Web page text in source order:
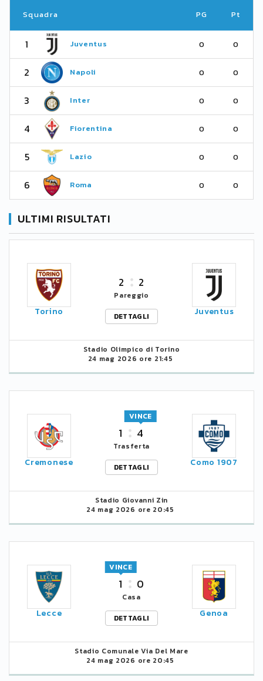
Squadra PG Pt
1 Juventus 0 0
2 Napoli 0 0
3 Inter 0 0
4 Fiorentina 0 0
5 Lazio 0 0
6 Roma 0 0
ULTIMI RISULTATI
Torino
2 2
Pareggio
DETTAGLI
Juventus
Stadio Olimpico di Torino
24 mag 2026 ore 21:45
Cremonese
1 4
VINCE
Trasferta
DETTAGLI
Como 1907
Stadio Giovanni Zin
24 mag 2026 ore 20:45
Lecce
1
VINCE
0
Casa
DETTAGLI
Genoa
Stadio Comunale Via Del Mare
24 mag 2026 ore 20:45